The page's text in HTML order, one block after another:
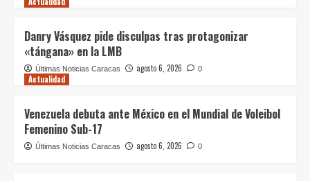
Danry Vásquez pide disculpas tras protagonizar
«tángana» en la LMB
Últimas Noticias Caracas agosto 6, 2026 0
Actualidad
Venezuela debuta ante México en el Mundial de Voleibol
Femenino Sub-17
Últimas Noticias Caracas agosto 6, 2026 0